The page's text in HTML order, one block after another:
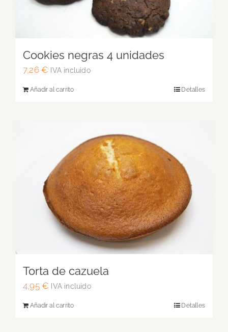
Cookies negras 4 unidades
7,26 € IVA incluido
Añadir al carrito Detalles
Torta de cazuela
4,95 € IVA incluido
Añadir al carrito Detalles